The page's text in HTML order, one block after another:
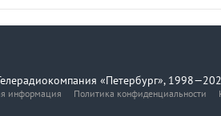
«Петербург»,
информация Политика конфиденциальности